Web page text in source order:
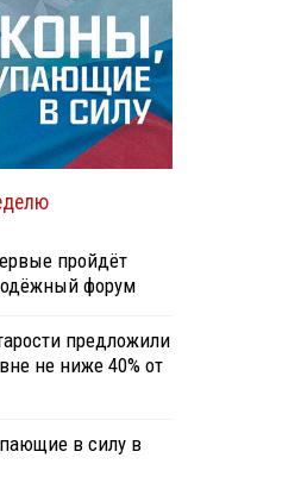
пройдёт
форум
предложили
не ниже 40% от
в силу в